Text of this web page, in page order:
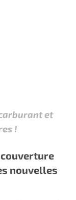
et
!
couverture
nouvelles